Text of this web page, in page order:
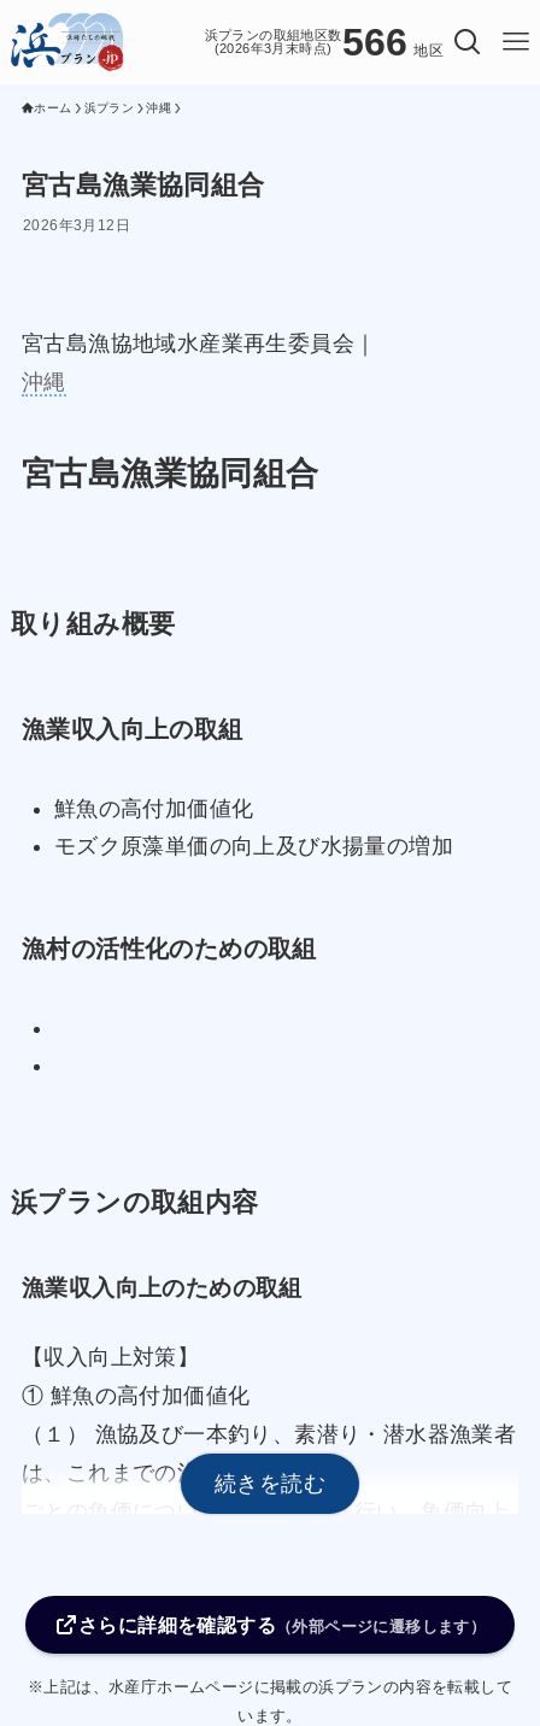
浜プランの取組地区数
(2026年3月末時点)
566 地区
ホーム 浜プラン 沖縄
宮古島漁業協同組合
2026年3月12日
宮古島漁協地域水産業再生委員会｜
沖縄
宮古島漁業協同組合
取り組み概要
漁業収入向上の取組
鮮魚の高付加価値化
モズク原藻単価の向上及び水揚量の増加
漁村の活性化のための取組
浜プランの取組内容
漁業収入向上のための取組
【収入向上対策】
① 鮮魚の高付加価値化
（１） 漁協及び一本釣り、素潜り・潜水器漁業者
は、これまでの漁業者
ごとの魚価について整理・比較を行い、魚価向上
（２） 漁協と漁業者は、講習会や相互勉強会を通
いた魚価の更なる向上を図る。
さらに詳細を確認する （外部ページに遷移します）
※上記は、水産庁ホームページに掲載の浜プランの内容を転載して
います。